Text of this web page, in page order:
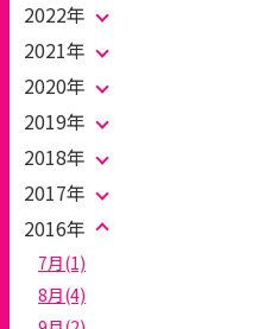
2022年
2021年
2020年
2019年
2018年
2017年
2016年
7月(1)
8月(4)